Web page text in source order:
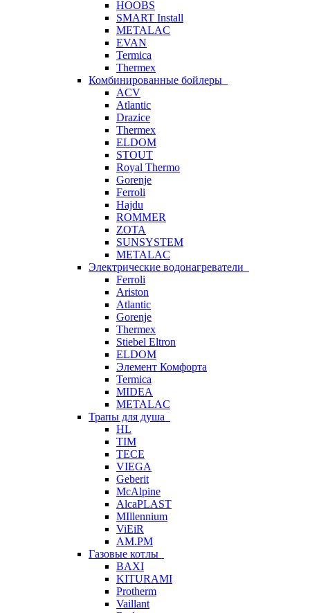
HOOBS
SMART Install
METALAC
EVAN
Termica
Thermex
Комбинированные бойлеры
ACV
Atlantic
Drazice
Thermex
ELDOM
STOUT
Royal Thermo
Gorenje
Ferroli
Hajdu
ROMMER
ZOTA
SUNSYSTEM
METALAC
Электрические водонагреватели
Ferroli
Ariston
Atlantic
Gorenje
Thermex
Stiebel Eltron
ELDOM
Элемент Комфорта
Termica
MIDEA
METALAC
Трапы для душа
HL
TIM
TECE
VIEGA
Geberit
McAlpine
AlcaPLAST
MIllennium
ViEiR
AM.PM
Газовые котлы
BAXI
KITURAMI
Protherm
Vaillant